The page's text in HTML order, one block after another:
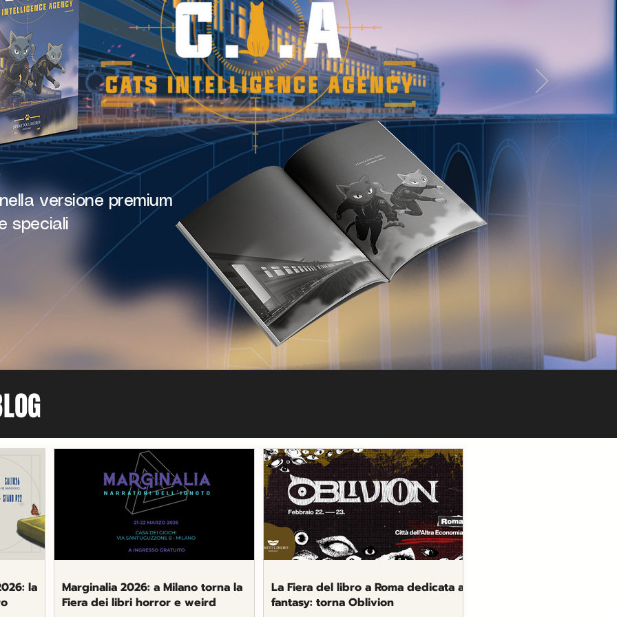
versione premium
speciali
la
Marginalia 2026: a Milano torna la
Fiera dei libri horror e weird
La Fiera del libro a Roma dedicata al
fantasy: torna Oblivion